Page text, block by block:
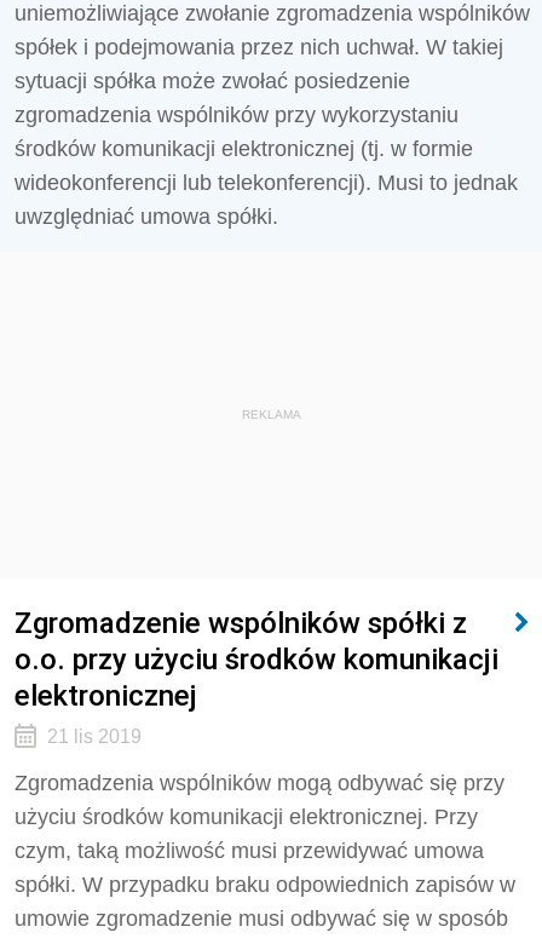
uniemożliwiające zwołanie zgromadzenia wspólników
spółek i podejmowania przez nich uchwał. W takiej
sytuacji spółka może zwołać posiedzenie
zgromadzenia wspólników przy wykorzystaniu
środków komunikacji elektronicznej (tj. w formie
wideokonferencji lub telekonferencji). Musi to jednak
uwzględniać umowa spółki.
REKLAMA
Zgromadzenie wspólników spółki z
o.o. przy użyciu środków komunikacji
elektronicznej
21 lis 2019
Zgromadzenia wspólników mogą odbywać się przy
użyciu środków komunikacji elektronicznej. Przy
czym, taką możliwość musi przewidywać umowa
spółki. W przypadku braku odpowiednich zapisów w
umowie zgromadzenie musi odbywać się w sposób